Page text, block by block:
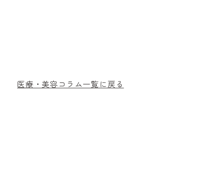
医療・美容コラム一覧に戻る